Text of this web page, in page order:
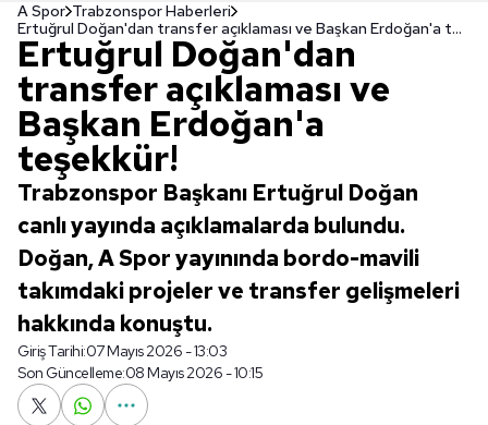
A Spor Trabzonspor Haberleri
Ertuğrul Doğan'dan transfer açıklaması ve Başkan Erdoğan'a teşekkür!
Ertuğrul Doğan'dan
transfer açıklaması ve
Başkan Erdoğan'a
teşekkür!
Trabzonspor Başkanı Ertuğrul Doğan
canlı yayında açıklamalarda bulundu.
Doğan, A Spor yayınında bordo-mavili
takımdaki projeler ve transfer gelişmeleri
hakkında konuştu.
Giriş Tarihi:07 Mayıs 2026 - 13:03
Son Güncelleme:08 Mayıs 2026 - 10:15